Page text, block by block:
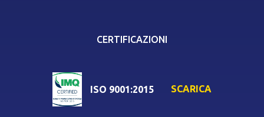
CERTIFICAZIONI
ISO 9001:2015 SCARICA